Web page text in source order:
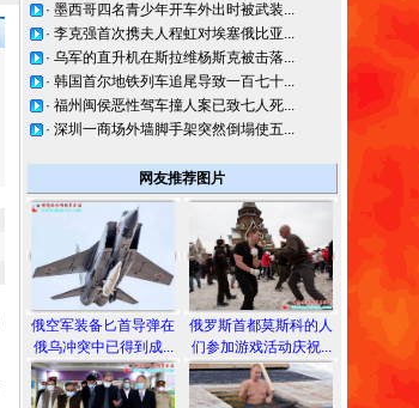
· 墨西哥四名青少年开车外出时被武装...
· 李克强首次携夫人程虹对埃塞俄比亚...
· 乌军的直升机在斯拉维杨斯克被击落...
· 韩国首尔地铁列车追尾导致一百七十...
· 福州闽侯恶性驾车撞人案已致七人死...
· 深圳一商场外墙脚手架突然倒塌使五...
网友推荐图片
俄空军装备匕首导弹在
俄乌冲突中已得到成...
俄罗斯首都莫斯科的人
们参加游戏活动庆祝...